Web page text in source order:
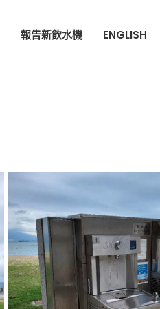
報告新飲水機 ENGLISH